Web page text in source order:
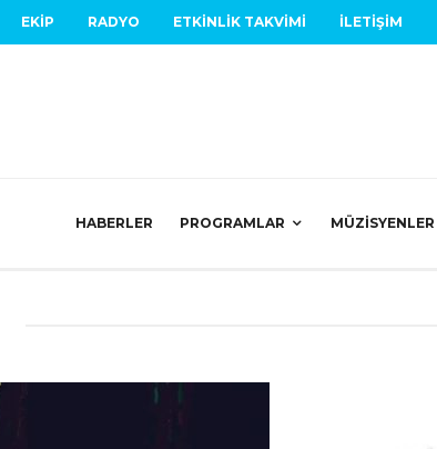
EKIP RADYO ETKINLIK TAKVIMI İLETIŞIM
HABERLER PROGRAMLAR MÜZISYENLER